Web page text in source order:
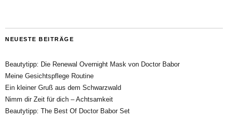
NEUESTE BEITRÄGE
Beautytipp: Die Renewal Overnight Mask von Doctor Babor
Meine Gesichtspflege Routine
Ein kleiner Gruß aus dem Schwarzwald
Nimm dir Zeit für dich – Achtsamkeit
Beautytipp: The Best Of Doctor Babor Set